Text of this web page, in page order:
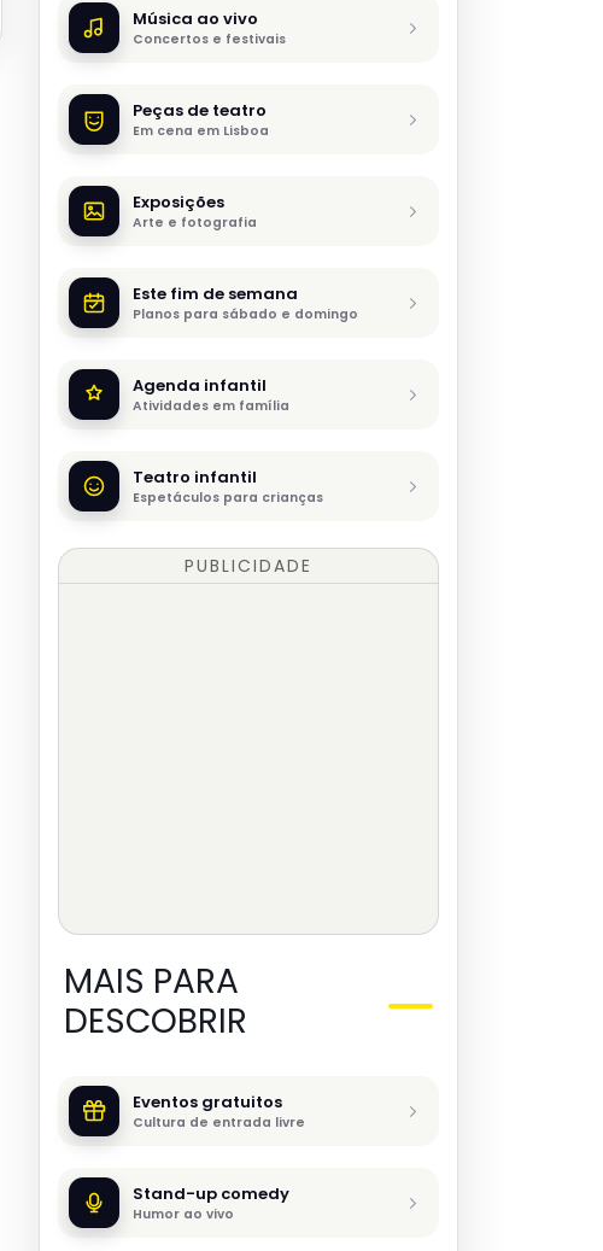
Música ao vivo
Concertos e festivais
Peças de teatro
Em cena em Lisboa
Exposições
Arte e fotografia
Este fim de semana
Planos para sábado e domingo
Agenda infantil
Atividades em família
Teatro infantil
Espetáculos para crianças
PUBLICIDADE
MAIS PARA
DESCOBRIR
Eventos gratuitos
Cultura de entrada livre
Stand-up comedy
Humor ao vivo